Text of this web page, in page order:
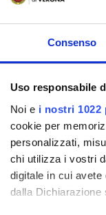
Consenso
Uso responsabile
Noi e i nostri 1022
cookie per
personalizzati,
chi utilizza i vostri
digitale in cui
dalla Dichiarazione
La